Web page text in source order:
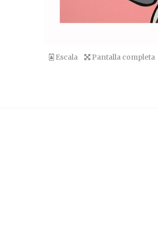
Escala Pantalla completa